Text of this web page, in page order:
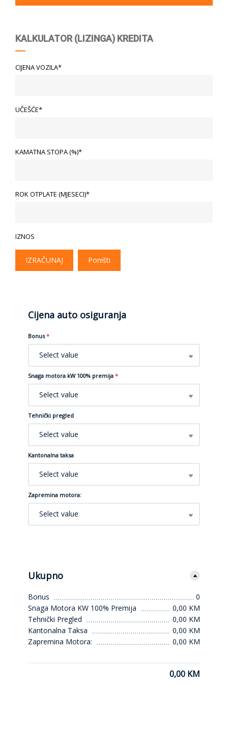
KALKULATOR (LIZINGA) KREDITA
CIJENA VOZILA*
UČEŠĆE*
KAMATNA STOPA (%)*
ROK OTPLATE (MJESECI)*
IZNOS
IZRAČUNAJ Poništi
Cijena auto osiguranja
Bonus *
Select value
Snaga motora kW 100% premija *
Select value
Tehnički pregled
Select value
Kantonalna taksa
Select value
Zapremina motora:
Select value
Ukupno
Bonus
0
Snaga Motora KW 100% Premija
0,00 KM
Tehnički Pregled
0,00 KM
Kantonalna Taksa
0,00 KM
Zapremina Motora:
0,00 KM
0,00 KM